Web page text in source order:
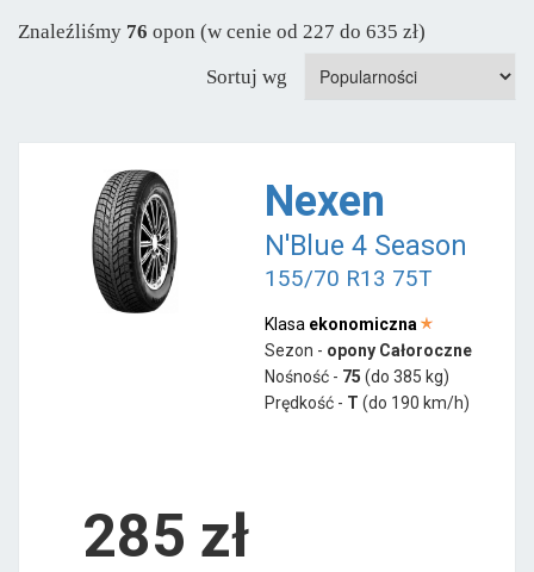
Znaleźliśmy 76 opon (w cenie od 227 do 635 zł)
Sortuj wg
Nexen
N'Blue 4 Season
155/70 R13 75T
Klasa ekonomiczna
Sezon - opony Całoroczne
Nośność - 75 (do 385 kg)
Prędkość - T (do 190 km/h)
285 zł